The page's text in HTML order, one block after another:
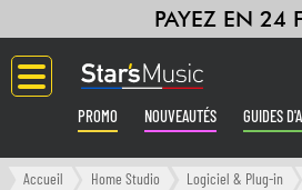
PAYEZ EN 24
PROMO NOUVEAUTÉS GUIDES
Langue
Accueil Home Studio Logiciel & Plug-in